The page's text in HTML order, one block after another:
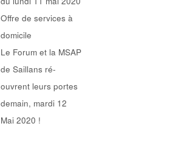
Offre de services à
domicile
Le Forum et la MSAP
de Saillans ré-
ouvrent leurs portes
demain, mardi 12
Mai 2020 !